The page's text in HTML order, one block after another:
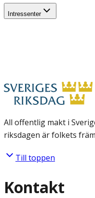
Intressenter
All offentlig makt i
riksdagen är folkets
Till toppen
Kontakt